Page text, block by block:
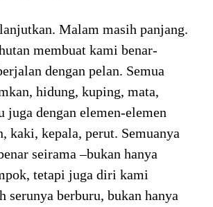
Malam masih panjang.
membuat kami benar-
dengan pelan. Semua
hidung, kuping, mata,
juga dengan elemen-elemen
kaki, kepala, perut. Semuanya
seirama –bukan hanya
tetapi juga diri kami
serunya berburu, bukan hanya